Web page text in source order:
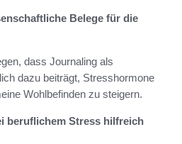
Belege für die
dass Journaling als
dazu beiträgt, Stresshormone
Wohlbefinden zu steigern.
beruflichem Stress hilfreich